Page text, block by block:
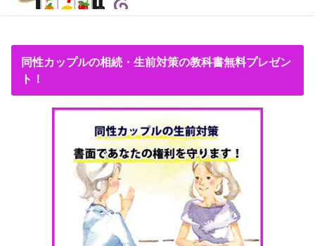
同性カップルの相続・生前対策の教科書無料プレゼン
ト！